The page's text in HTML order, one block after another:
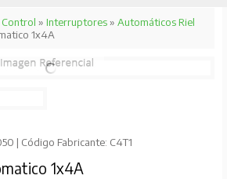
» Interruptores» Automáticos Riel
1x4A
| Código Fabricante: C4T1
1x4A